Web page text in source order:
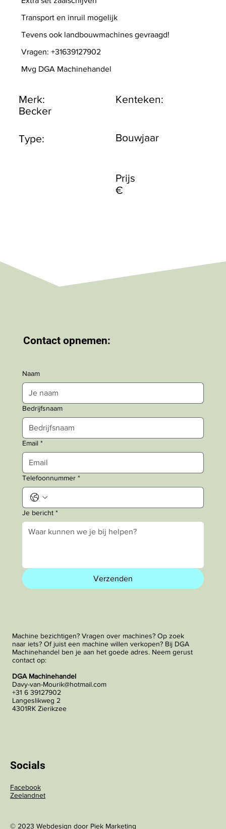
Type:
Becker
Merk: Kenteken:
Prijs
€
Bouwjaar
Transport en inruil mogelijk
Tevens ook landbouwmachines gevraagd!
Vragen: +31639127902
Mvg DGA Machinehandel
Contact opnemen:
Socials
Facebook
Zeelandnet
© 2023 Webdesign door Piek Marketing
Naam
Bedrijfsnaam
Email *
Telefoonnummer *
Je bericht *
Verzenden
Machine bezichtigen? Vragen over machines? Op zoek
naar iets? Of juist een machine willen verkopen? Bij DGA
Machinehandel ben je aan het goede adres. Neem gerust
contact op:
DGA Machinehandel
Davy-van-Mourik@hotmail.com
+31 6 39127902
Langeslikweg 2
4301RK Zierikzee